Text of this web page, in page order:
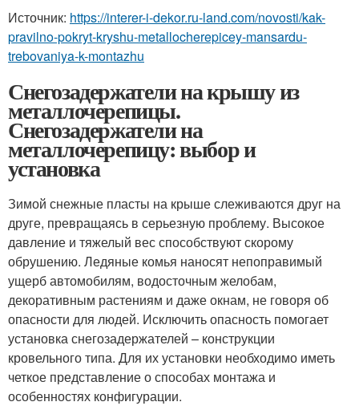
Источник: https://interer-i-dekor.ru-land.com/novosti/kak-
pravilno-pokryt-kryshu-metallocherepicey-mansardu-
trebovaniya-k-montazhu
Снегозадержатели на крышу из
металлочерепицы.
Снегозадержатели на
металлочерепицу: выбор и
установка
Зимой снежные пласты на крыше слеживаются друг на
друге, превращаясь в серьезную проблему. Высокое
давление и тяжелый вес способствуют скорому
обрушению. Ледяные комья наносят непоправимый
ущерб автомобилям, водосточным желобам,
декоративным растениям и даже окнам, не говоря об
опасности для людей. Исключить опасность помогает
установка снегозадержателей – конструкции
кровельного типа. Для их установки необходимо иметь
четкое представление о способах монтажа и
особенностях конфигурации.